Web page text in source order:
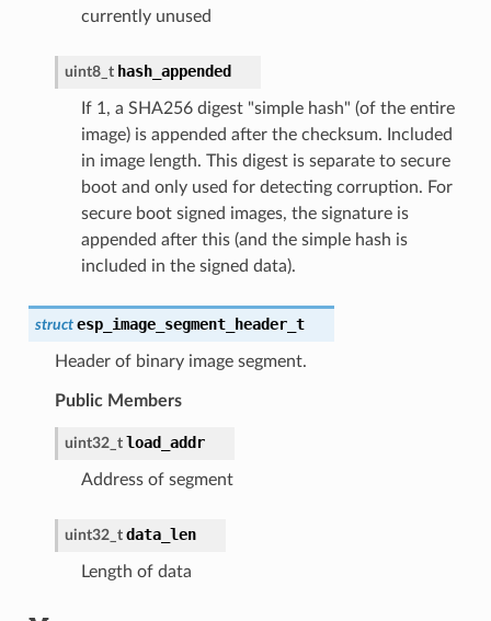
currently unused
uint8_t hash_appended
If 1, a SHA256 digest "simple hash" (of the entire
image) is appended after the checksum. Included
in image length. This digest is separate to secure
boot and only used for detecting corruption. For
secure boot signed images, the signature is
appended after this (and the simple hash is
included in the signed data).
struct esp_image_segment_header_t
Header of binary image segment.
Public Members
uint32_t load_addr
Address of segment
uint32_t data_len
Length of data